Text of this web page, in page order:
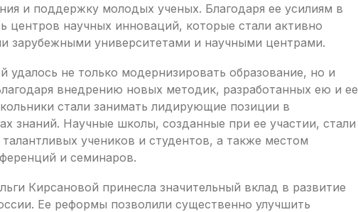
и поддержку молодых ученых. Благодаря ее усилиям в
центров научных инноваций, которые стали активно
зарубежными университетами и научными центрами.
удалось не только модернизировать образование, но и
внедрению новых методик, разработанных ею и ее
стали занимать лидирующие позиции в
знаний. Научные школы, созданные при ее участии, стали
учеников и студентов, а также местом
и семинаров.
Кирсановой принесла значительный вклад в развитие
Ее реформы позволили существенно улучшить